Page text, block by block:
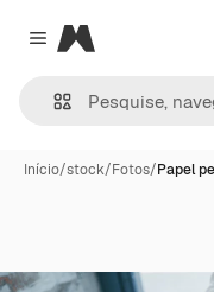
Close menu
Magnific
Início/stock/Fotos/Papel